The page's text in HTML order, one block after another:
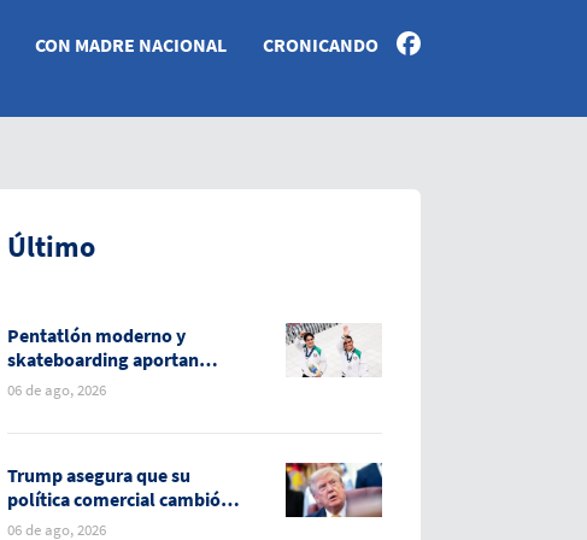
CON MADRE NACIONAL CRONICANDO
Último
Pentatlón moderno y
skateboarding aportan
nuevas medallas para
06 de ago, 2026
Trump asegura que su
política comercial cambió la
relación de EE.UU. con el
06 de ago, 2026